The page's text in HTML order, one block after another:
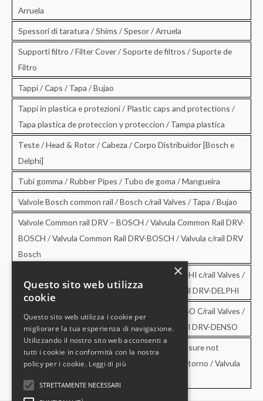
Arruela
Spessori di taratura / Shims / Spesor / Arruela
Supporti filtro / Filter Cover / Soporte de filtros / Suporte de
Filtro
Tappi / Caps / Tapa / Bujao
Tappi in plastica e protezioni / Plastic caps and protections /
Tapa plastica de proteccion y proteccion / Tampa plastica
Teste / Head & Rotor / Cabeza / Corpo Distribuidor [Bosch e
Delphi]
Tubi gomma / Rubber Pipes / Tubo de goma / Mangueira
Valvole Bosch common rail / Bosch c/rail Valves / Tapa / Bujao
Valvole Common rail DRV – BOSCH / Valvula Common Rail DRV-
BOSCH / Valvula Common Rail DRV-BOSCH / Valvula c/rail DRV
Bosch
Valvole Common rail DRV – DELPHI / DRV-DELPHI c/rail Valves /
Valvula Common Rail DRV-DELPHI / Valvula c/rail DRV-DELPHI
Valvole Common rail DRV – DENSO / DRV-DENSO C/rail Valves /
Valvula Common Rail DRV-DENSO / Valvula c/rail DRV-DENSO
Valvole di sovrapressione e di non ritorno / Pressure not
retourn Valves / Valvula de sobrepresion y no retorno / Valvula
de pressao e no retorno
×
Questo sito web utilizza
cookie
Questo sito web utilizza i cookie per
migliorare la tua esperienza di navigazione.
Utilizzando il nostro sito web acconsenti a
tutti i cookie in conformità con la nostra
policy per i cookie. Leggi di più
STRETTAMENTE NECESSARI